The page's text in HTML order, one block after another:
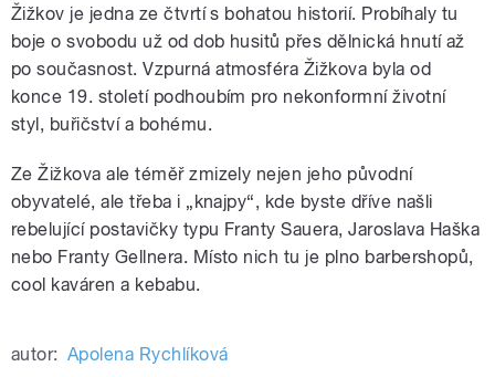
Žižkov je jedna ze čtvrtí s bohatou historií. Probíhaly tu
boje o svobodu už od dob husitů přes dělnická hnutí až
po současnost. Vzpurná atmosféra Žižkova byla od
konce 19. století podhoubím pro nekonformní životní
styl, buřičství a bohému.
Ze Žižkova ale téměř zmizely nejen jeho původní
obyvatelé, ale třeba i „knajpy“, kde byste dříve našli
rebelující postavičky typu Franty Sauera, Jaroslava Haška
nebo Franty Gellnera. Místo nich tu je plno barbershopů,
cool kaváren a kebabu.
autor: Apolena Rychlíková